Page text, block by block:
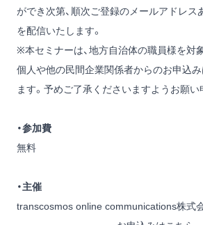
ができ次第、順次ご登録のメールアドレス
を配信いたします。
※本セミナーは、地方自治体の職員様を対
個人や他の民間企業関係者からのお申込み
ます。予めご了承くださいますようお願い
・参加費
無料
・主催
transcosmos online communications株式